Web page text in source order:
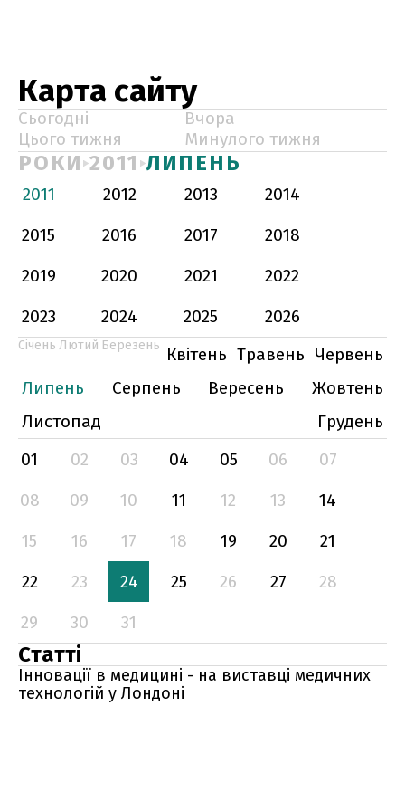
Карта сайту
Сьогодні
Вчора
Цього тижня
Минулого тижня
РОКИ 2011 ЛИПЕНЬ
2011 2012 2013
2014
2015
2016 2017
2018
2019
2020 2021
2022
2023
2024 2025 2026
Січень Лютий Березень Квітень Травень Червень
Липень
Серпень Вересень
Жовтень
Листопад
Грудень
01
02 03 04 05 06
07
08
09 10 11 12 13
14
15
16 17 18 19 20
21
22
23 24 25 26 27
28
29
30 31
Статті
Інновації в медицині - на виставці медичних
технологій у Лондоні